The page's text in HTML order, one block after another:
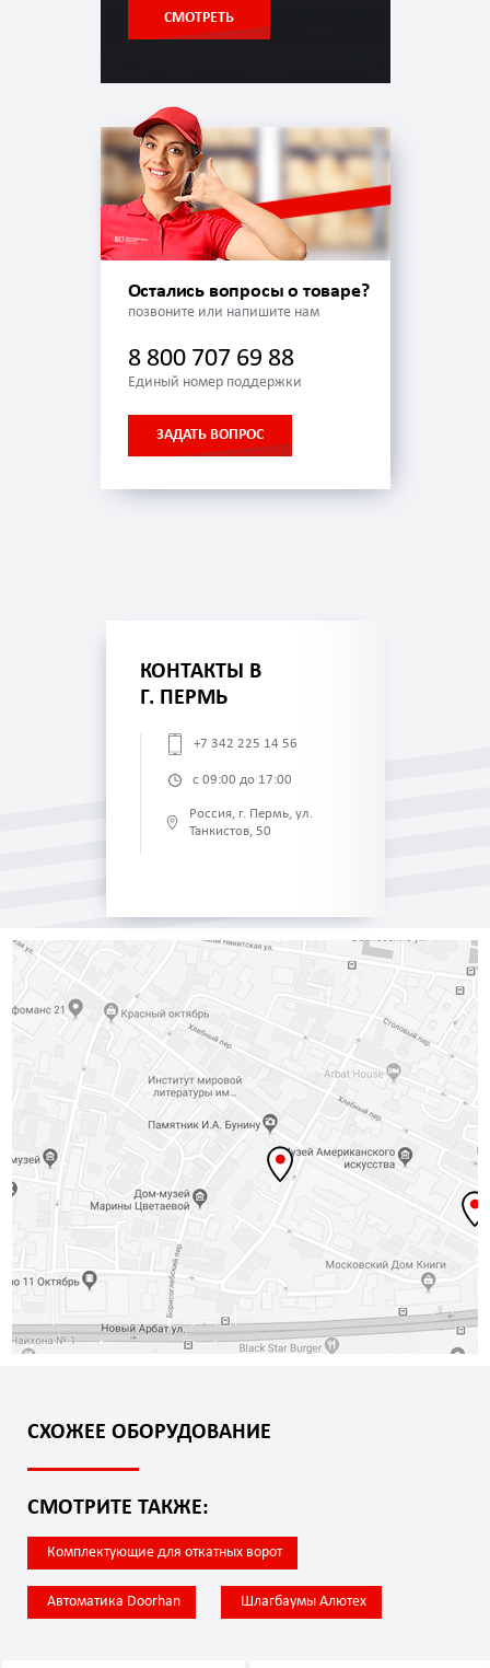
СМОТРЕТЬ
Остались вопросы о товаре?
позвоните или напишите нам
8 800 707 69 88
Единый номер поддержки
ЗАДАТЬ ВОПРОС
КОНТАКТЫ В
Г. ПЕРМЬ
+7 342 225 14 56
с 09:00 до 17:00
Россия, г. Пермь, ул.
Танкистов, 50
СХОЖЕЕ ОБОРУДОВАНИЕ
СМОТРИТЕ ТАКЖЕ:
Комплектующие для откатных ворот
Автоматика Doorhan Шлагбаумы Алютех